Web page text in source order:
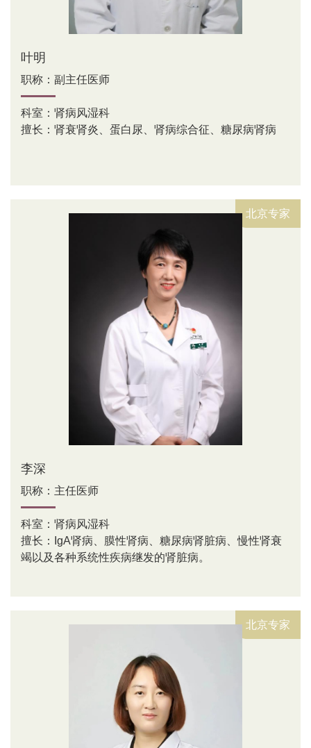
叶明
职称：副主任医师
科室：肾病风湿科
擅长：肾衰肾炎、蛋白尿、肾病综合征、糖尿病肾病
北京专家
李深
职称：主任医师
科室：肾病风湿科
擅长：IgA肾病、膜性肾病、糖尿病肾脏病、慢性肾衰
竭以及各种系统性疾病继发的肾脏病。
北京专家